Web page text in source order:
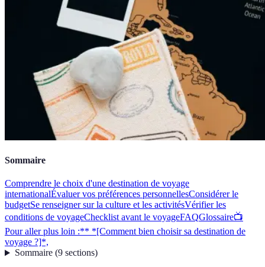
Sommaire
Comprendre le choix d'une destination de voyage
internationalÉvaluer vos préférences personnellesConsidérer le
budgetSe renseigner sur la culture et les activitésVérifier les
conditions de voyageChecklist avant le voyageFAQGlossaire📺
Pour aller plus loin :** *[Comment bien choisir sa destination de
voyage ?]*,
Sommaire(9 sections)